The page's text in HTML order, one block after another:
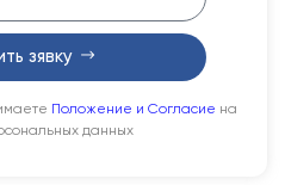
зявку
Положение и Согласие на
данных